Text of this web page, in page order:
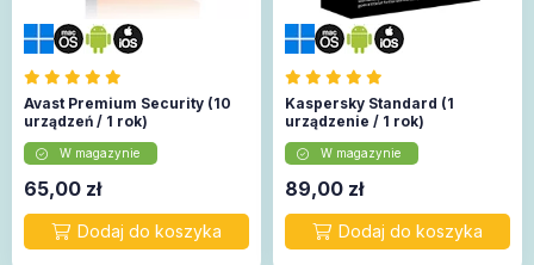
Avast Premium Security (10
urządzeń / 1 rok)
W magazynie
65,00 zł
Kaspersky Standard (1
urządzenie / 1 rok)
W magazynie
89,00 zł